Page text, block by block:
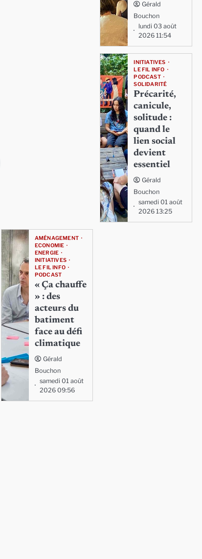
Gérald
Bouchon
lundi 03 août
2026 11:54
INITIATIVES
LE FIL INFO
PODCAST
SOLIDARITÉ
Précarité,
canicule,
solitude :
quand le
lien social
devient
essentiel
Gérald
Bouchon
samedi 01 août
2026 13:25
AMÉNAGEMENT
ECONOMIE
ENERGIE
INITIATIVES
LE FIL INFO
PODCAST
« Ça chauffe
» : des
acteurs du
batiment
face au défi
climatique
Gérald
Bouchon
samedi 01 août
2026 09:56